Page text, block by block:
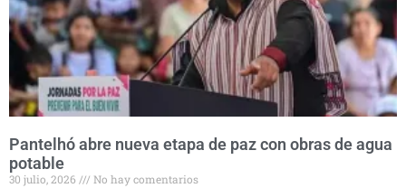
Pantelhó abre nueva etapa de paz con obras de agua
potable
30 julio, 2026 No hay comentarios